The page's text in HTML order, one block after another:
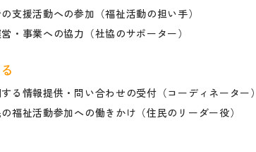
支援活動への参加（福祉活動の担い手）
・事業への協力（社協のサポーター）
る情報提供・問い合わせの受付（コーディネーター）
福祉活動参加への働きかけ（住民のリーダー役）